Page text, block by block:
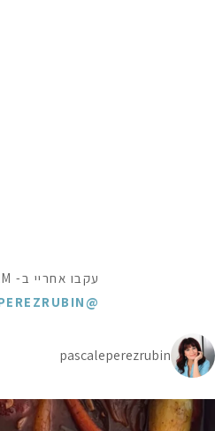
עקבו אחריי ב- INSTAGRAM
@PASCALEPEREZRUBIN
pascaleperezrubin